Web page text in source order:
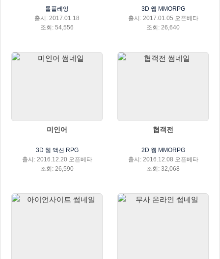
롤플레잉
출시: 2017.01.18
조회: 54,556
3D 웹 MMORPG
출시: 2017.01.05 오픈베타
조회: 26,640
미인어
3D 웹 액션 RPG
출시: 2016.12.20 오픈베타
조회: 26,590
협객전
2D 웹 MMORPG
출시: 2016.12.08 오픈베타
조회: 32,068